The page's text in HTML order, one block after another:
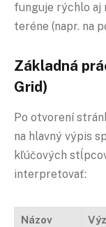
funguje rýchlo aj
teréne (napr. na
Základná
Grid)
Po otvorení
na hlavný výpis
kľúčových
interpretovať:
Názov